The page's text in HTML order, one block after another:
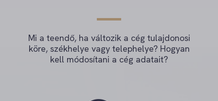
Mi a teendő, ha változik a cég tulajdonosi
köre, székhelye vagy telephelye? Hogyan
kell módosítani a cég adatait?